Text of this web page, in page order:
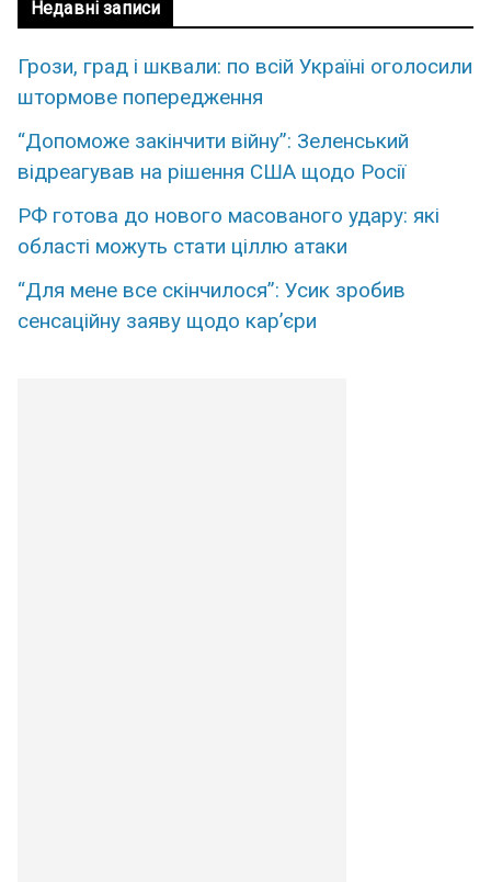
Недавні записи
Грози, град і шквали: по всій Україні оголосили
штормове попередження
“Допоможе закінчити війну”: Зеленський
відреагував на рішення США щодо Росії
РФ готова до нового масованого удару: які
області можуть стати ціллю атаки
“Для мене все скінчилося”: Усик зробив
сенсаційну заяву щодо кар’єри